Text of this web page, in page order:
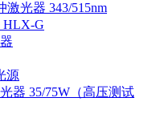
光器 343/515nm
HLX-G
源
器 35/75W（高压测试